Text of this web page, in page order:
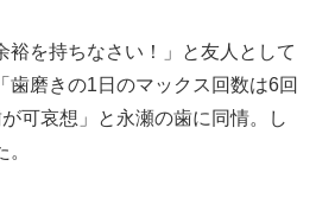
裕を持ちなさい！」と友人として
歯磨きの1日のマックス回数は6回
可哀想」と永瀬の歯に同情。し